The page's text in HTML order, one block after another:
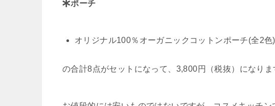
ポーチ
オリジナル100％オーガニックコットンポーチ(全2色)
の合計8点がセットになって、3,800円（税抜） になりま